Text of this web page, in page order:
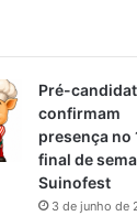
Pré-
confirmam
presença no
final de
Suinofest
3 de junho de